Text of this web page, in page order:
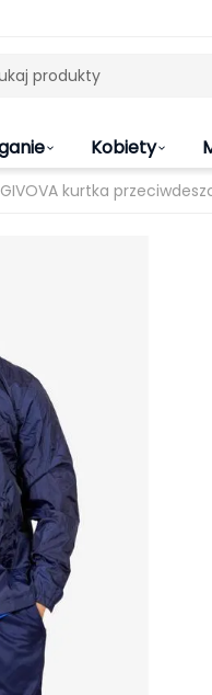
Kobiety
GIVOVA kurtka